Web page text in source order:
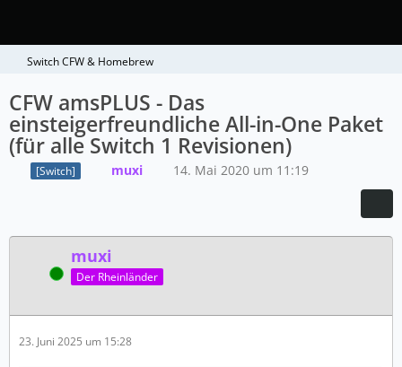
Switch CFW & Homebrew
CFW amsPLUS - Das
einsteigerfreundliche All-in-One Paket
(für alle Switch 1 Revisionen)
[Switch] muxi 14. Mai 2020 um 11:19
Online
muxi
Der Rheinländer
23. Juni 2025 um 15:28